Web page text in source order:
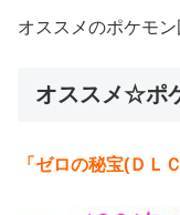
オススメのポケモン
オススメ☆ポ
「ゼロの秘宝(ＤＬＣ